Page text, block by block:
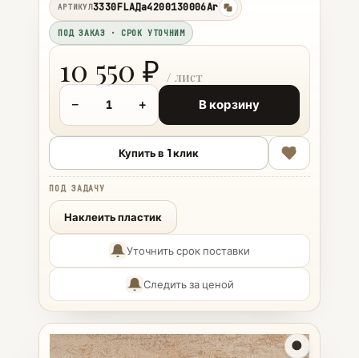
АРТИКУЛ3330FLAДа4200130006Ar
копировать
ПОД ЗАКАЗ · СРОК УТОЧНИМ
10 550 ₽
− + В корзину
Купить в 1 клик
ПОД ЗАДАЧУ
Наклеить пластик
Уточнить срок поставки
Следить за ценой